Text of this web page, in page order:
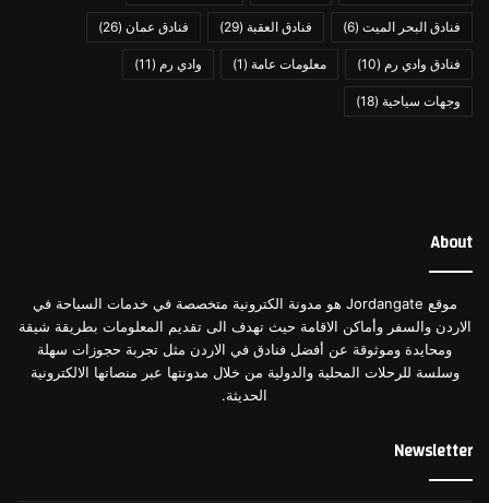
موعد تسجيل الوصول والمغادرة:
مساءً لعملية الوصول وعند الساعة ١٢ مساءً لعملية المُغادرة.
الأمَان والحِماية:
تسجيل وصولك لضمانِ حقوقه.
سياسات أخرى: تتمثل في السماح للضيوف باصطحاب
الحيوانات الأليفة والسماح للشريكين غير المتزوجين بالدخول
والحجز بدون الحاجة إلى إثبات عقد زواج.
فنادق البحر الميت (6) فنادق العقبة (29) فنادق عمان (26)
فنادق وادي رم (10) معلومات عامة (1) وادي رم (11)
وجهات سياحية (18)
About
موقع Jordangate هو مدونة الكترونية متخصصة في خدمات السياحة في
الاردن والسفر وأماكن الاقامة حيث تهدف الى تقديم المعلومات بطريقة شيقة
ومحايدة وموثوقة عن أفضل فنادق في الاردن مثل تجربة حجوزات سهلة
وسلسة للرحلات المحلية والدولية من خلال مدونتها عبر منصاتها الالكترونية
الحديثة.
Newsletter